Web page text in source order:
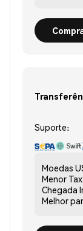
Suporte:
Moedas
Menor
Chegada
Melhor